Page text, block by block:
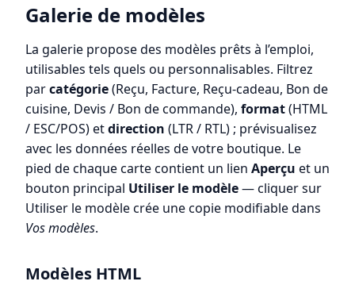
Galerie de modèles
La galerie propose des modèles prêts à l’emploi,
utilisables tels quels ou personnalisables. Filtrez
parcatégorie(Reçu, Facture, Reçu-cadeau, Bon de
cuisine, Devis / Bon de commande), format(HTML
/ ESC/POS) etdirection (LTR / RTL) ; prévisualisez
avec les données réelles de votre boutique. Le
pied de chaque carte contient un lien Aperçu et un
bouton principal Utiliser le modèle— cliquer sur
Utiliser le modèle crée une copie modifiable dans
Vos modèles.
Modèles HTML